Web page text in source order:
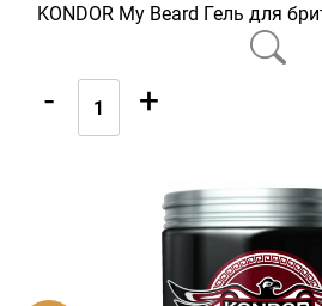
KONDOR My Beard Гель для
- +